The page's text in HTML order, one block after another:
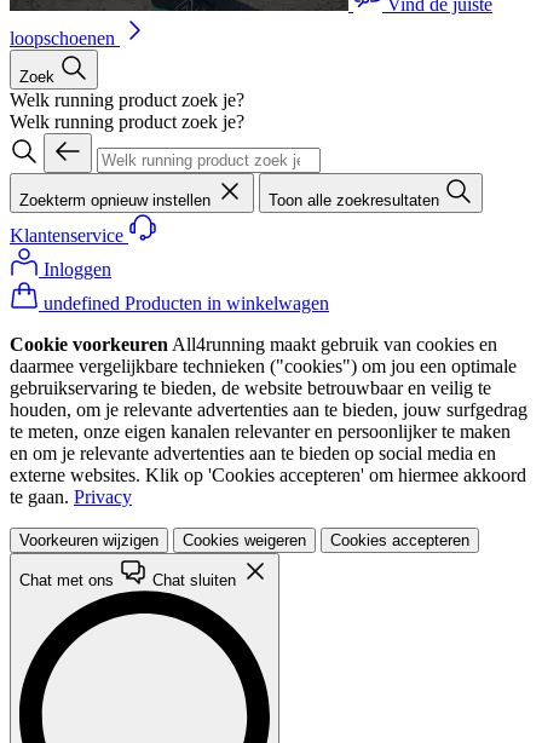
Vind de juiste
loopschoenen
Zoek
Welk running product zoek je?
Welk running product zoek je?
Zoekterm opnieuw instellen Toon alle zoekresultaten
Klantenservice
Inloggen
undefined Producten in winkelwagen
Cookie voorkeuren All4running maakt gebruik van cookies en
daarmee vergelijkbare technieken ("cookies") om jou een optimale
gebruikservaring te bieden, de website betrouwbaar en veilig te
houden, om je relevante advertenties aan te bieden, jouw surfgedrag
te meten, onze eigen kanalen relevanter en persoonlijker te maken
en om je relevante advertenties aan te bieden op social media en
externe websites. Klik op 'Cookies accepteren' om hiermee akkoord
te gaan. Privacy
Voorkeuren wijzigen Cookies weigeren Cookies accepteren
Chat met ons Chat sluiten